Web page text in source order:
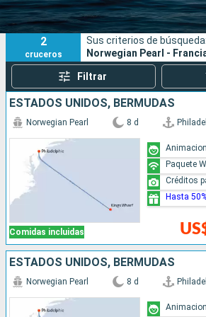
Puertos
2
cruceros
Sus criterios de búsqueda:
Norwegian Pearl -
Filtrar
ESTADOS UNIDOS, BERMUDAS
Comidas incluidas
Norwegian Pearl 8 d
Paquete
Créditos
Hasta
ESTADOS UNIDOS, BERMUDAS
Norwegian Pearl 8 d